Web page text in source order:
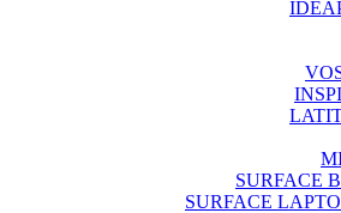
SURFACE
SURFACE